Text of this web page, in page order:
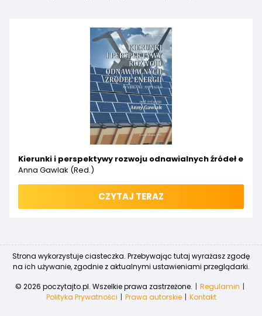
Kierunki i perspektywy rozwoju odnawialnych źródeł
Anna Gawlak (red.)
CZYTAJ TERAZ
Strona wykorzystuje ciasteczka. Przebywając tutaj wyrażasz zgodę
na ich używanie, zgodnie z aktualnymi ustawieniami przeglądarki.
© 2026 poczytajto.pl. Wszelkie prawa zastrzeżone.
Regulamin
Polityka Prywatności
Prawa autorskie Kontakt